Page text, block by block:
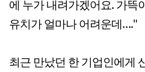
에 누가 내려가겠어요. 가뜩
유치가 얼마나 어려운데…."
최근 만났던 한 기업인에게